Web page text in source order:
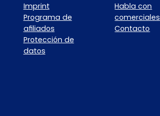
Imprint
Programa de
afiliados
Protección de
datos
Habla con
comerciales
Contacto